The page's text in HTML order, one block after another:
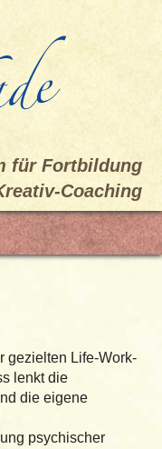
für Fortbildung
Coaching
gezielten Life-Work-
lenkt die
die eigene
psychischer